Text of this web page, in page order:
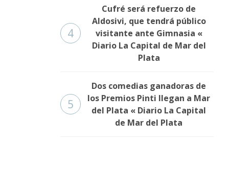
4
Cufré será refuerzo de
Aldosivi, que tendrá público
visitante ante Gimnasia «
Diario La Capital de Mar del
Plata
5
Dos comedias ganadoras de
los Premios Pinti llegan a Mar
del Plata « Diario La Capital
de Mar del Plata